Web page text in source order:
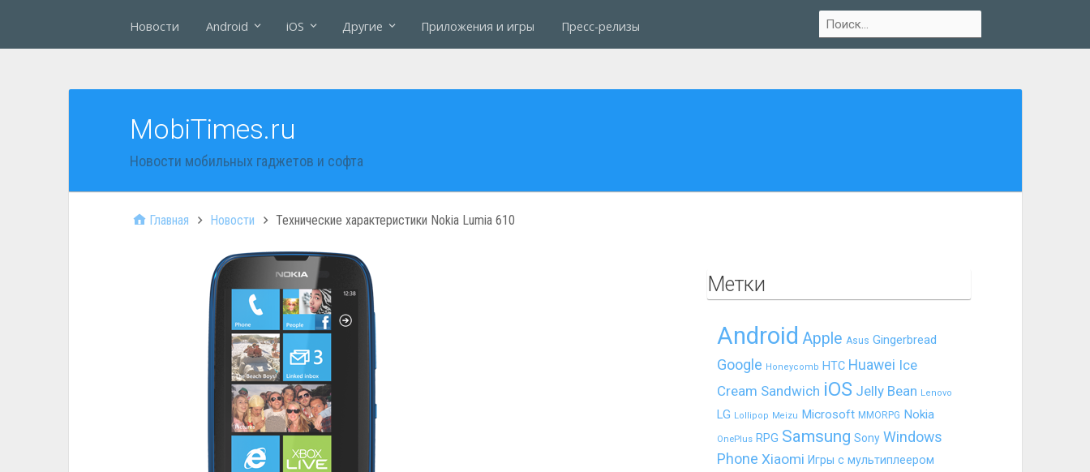
Новости Android iOS Другие Приложения и игры Пресс-релизы
MobiTimes.ru
Новости мобильных гаджетов и софта
Главная Новости Технические характеристики Nokia Lumia 610
Метки
Android Apple Asus Gingerbread
Google Honeycomb HTC Huawei Ice
Cream Sandwich iOS Jelly Bean Lenovo
LG Lollipop Meizu Microsoft MMORPG Nokia
OnePlus RPG Samsung Sony Windows
Phone Xiaomi Игры с мультиплеером